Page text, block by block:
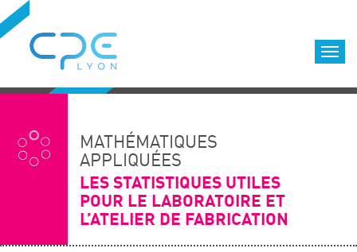
Formations qualifiantes
Formations diplômantes
Infos pratiques
Déroulement des formations
MATHÉMATIQUES
APPLIQUÉES
LES STATISTIQUES UTILES
POUR LE LABORATOIRE ET
L’ATELIER DE FABRICATION
Cookies management panel